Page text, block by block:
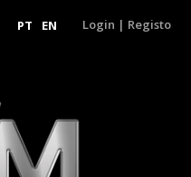
PT EN Login | Registo